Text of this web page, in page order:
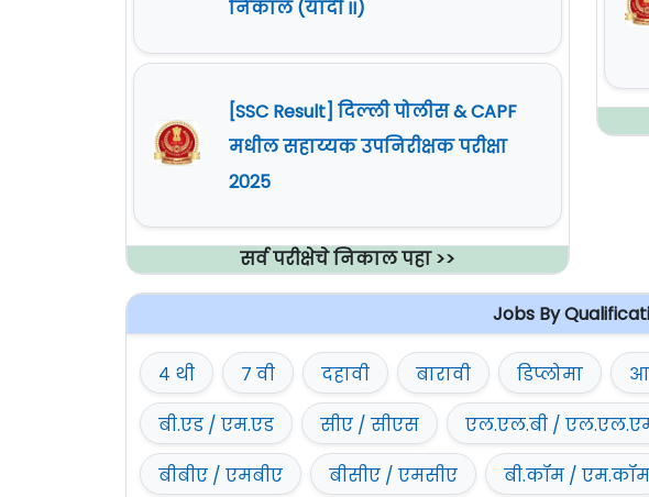
निकाल (यादी II)
[SSC Result] दिल्ली पोलीस & CAPF
मधील सहाय्यक उपनिरीक्षक परीक्षा
2025
सर्व परीक्षेचे निकाल पहा >>
Jobs By
४ थी ७ वी दहावी बारावी डिप्लोमा
बी.एड / एम.एड
सीए / सीएस एल.एल.बी /
बीबीए / एमबीए
बीसीए / एमसीए बी.कॉम / एम.कॉम